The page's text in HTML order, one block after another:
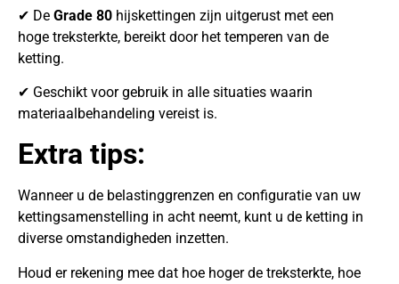
✔ De Grade 80 hijskettingen zijn uitgerust met een
hoge treksterkte, bereikt door het temperen van de
ketting.
✔ Geschikt voor gebruik in alle situaties waarin
materiaalbehandeling vereist is.
Extra tips:
Wanneer u de belastinggrenzen en configuratie van uw
kettingsamenstelling in acht neemt, kunt u de ketting in
diverse omstandigheden inzetten.
Houd er rekening mee dat hoe hoger de treksterkte, hoe